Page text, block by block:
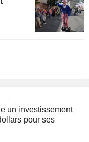
un investissement
pour ses